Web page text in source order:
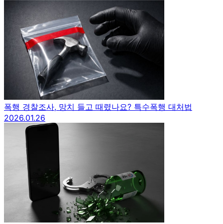
폭행 경찰조사, 망치 들고 때렸나요? 특수폭행 대처법
2026.01.26